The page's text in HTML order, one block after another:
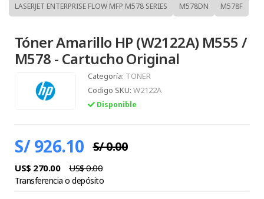
LASERJET ENTERPRISE FLOW MFP M578 SERIES M578DN M578F
Tóner Amarillo HP (W2122A) M555 /
M578 - Cartucho Original
Categoría: TONER
Codigo SKU: W2122A
Disponible
S/ 926.10 S/ 0.00
US$ 270.00 US$ 0.00
Transferencia o depósito